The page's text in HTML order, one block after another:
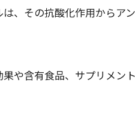
、その抗酸化作用からア
や含有食品、サプリメン